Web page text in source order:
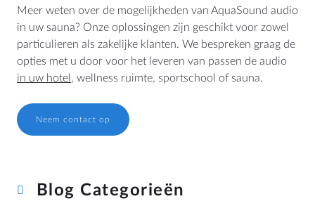
Meer weten over de mogelijkheden van AquaSound audio
in uw sauna? Onze oplossingen zijn geschikt voor zowel
particulieren als zakelijke klanten. We bespreken graag de
opties met u door voor het leveren van passen de audio
in uw hotel , wellness ruimte, sportschool of sauna.
Neem contact op
Blog Categorieën